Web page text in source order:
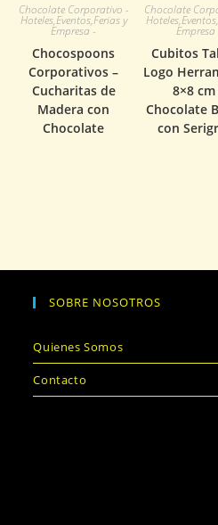
Chocolate Corporativo -
Hoteles,Eventos,Ferias y
Empresa -
Chocospoons
Corporativos –
Cucharitas de
Madera con
Chocolate
Chocolate
Empresa
Cubitos
Logo
8×8 cm
Chocolate
con
SOBRE NOSOTROS
Quienes Somos
Contacto